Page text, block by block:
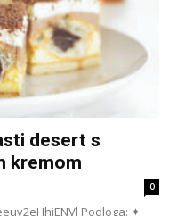
desert s
kremom
0
Podloga: ✦